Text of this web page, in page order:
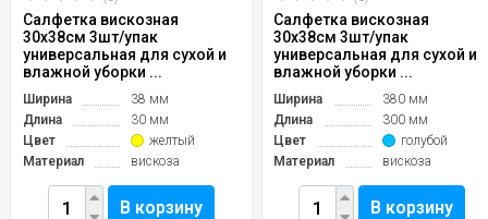
Салфетка вискозная
30х38см 3шт/упак
универсальная для сухой и
влажной уборки ...
Ширина
38 мм
Длина
30 мм
Цвет
желтый
Материал
вискоза
В корзину
Салфетка вискозная
30х38см 3шт/упак
универсальная для сухой и
влажной уборки ...
Ширина
380 мм
Длина
300 мм
Цвет
голубой
Материал
вискоза
В корзину